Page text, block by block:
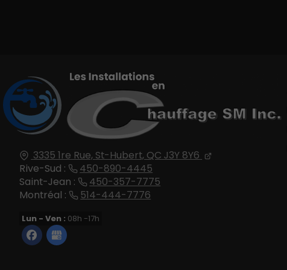
3335 1re Rue, St-Hubert, QC J3Y 8Y6
Rive-Sud :
450-890-4445
Saint-Jean :
450-357-7775
Montréal :
514-444-7776
Lun - Ven : 08h -17h